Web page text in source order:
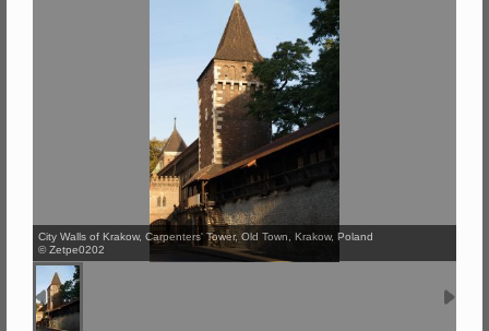
City Walls of Krakow, Carpenters' Tower, Old Town, Krakow, Poland
© Zetpe0202